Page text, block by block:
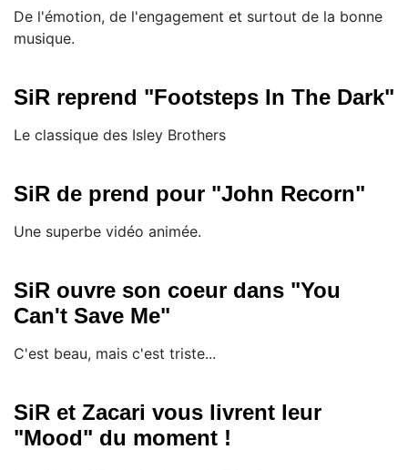
De l'émotion, de l'engagement et surtout de la bonne
musique.
SiR reprend "Footsteps In The Dark"
Le classique des Isley Brothers
SiR de prend pour "John Recorn"
Une superbe vidéo animée.
SiR ouvre son coeur dans "You
Can't Save Me"
C'est beau, mais c'est triste...
SiR et Zacari vous livrent leur
"Mood" du moment !